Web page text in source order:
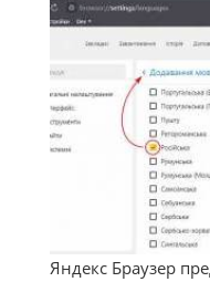
Яндекс Браузер